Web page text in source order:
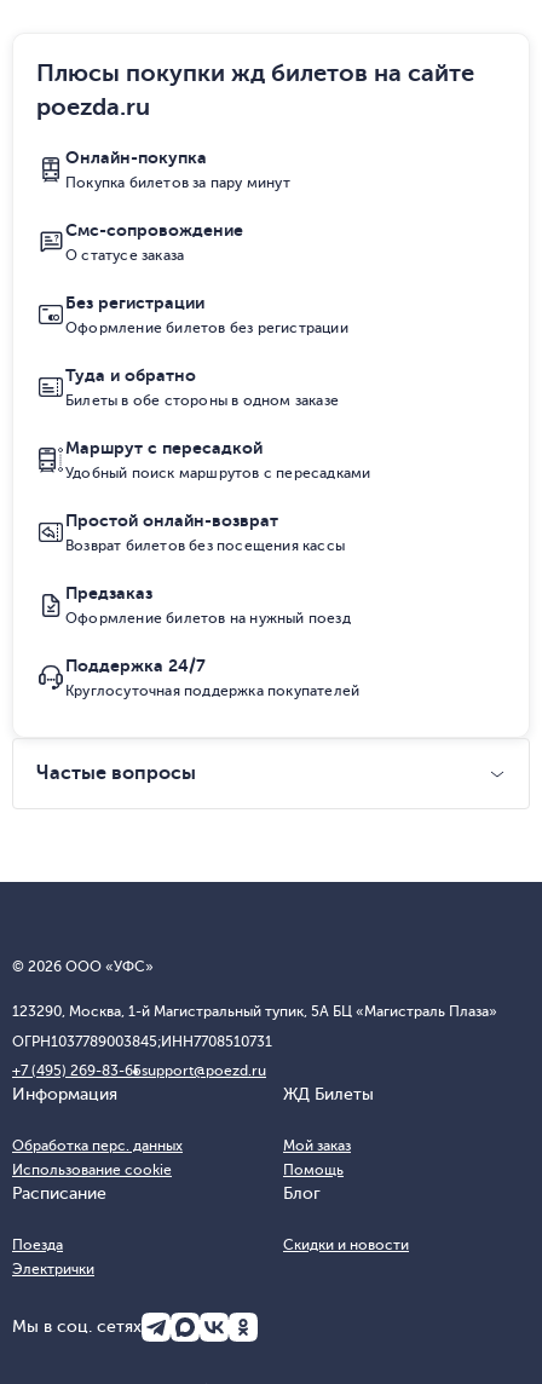
Плюсы покупки жд билетов на сайте
poezda.ru
Онлайн-покупка
Покупка билетов за пару минут
Смс-сопровождение
О статусе заказа
Без регистрации
Оформление билетов без регистрации
Туда и обратно
Билеты в обе стороны в одном заказе
Маршрут с пересадкой
Удобный поиск маршрутов с пересадками
Простой онлайн-возврат
Возврат билетов без посещения кассы
Предзаказ
Оформление билетов на нужный поезд
Поддержка 24/7
Круглосуточная поддержка покупателей
Частые вопросы
© 2026 ООО «УФС»
123290, Москва, 1-й Магистральный тупик, 5А БЦ «Магистраль Плаза»
ОГРН1037789003845;ИНН7708510731
+7 (495) 269-83-65support@poezd.ru
Информация
Обработка перс. данных
Использование cookie
ЖД Билеты
Мой заказ
Помощь
Расписание
Поезда
Электрички
Блог
Скидки и новости
Мы в соц. сетях